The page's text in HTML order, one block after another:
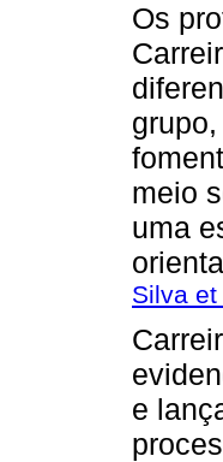
Os
meio
uma
Silva
e